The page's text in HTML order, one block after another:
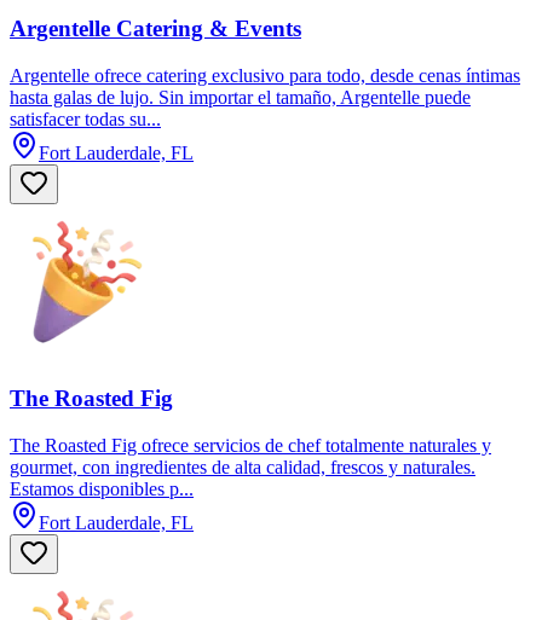
Argentelle Catering & Events
Argentelle ofrece catering exclusivo para todo, desde cenas íntimas
hasta galas de lujo. Sin importar el tamaño, Argentelle puede
satisfacer todas su...
Fort Lauderdale, FL
The Roasted Fig
The Roasted Fig ofrece servicios de chef totalmente naturales y
gourmet, con ingredientes de alta calidad, frescos y naturales.
Estamos disponibles p...
Fort Lauderdale, FL